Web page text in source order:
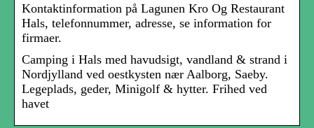
Kontaktinformation på Lagunen Kro Og Restaurant
Hals, telefonnummer, adresse, se information for
firmaer.
Camping i Hals med havudsigt, vandland & strand i
Nordjylland ved oestkysten nær Aalborg, Saeby.
Legeplads, geder, Minigolf & hytter. Frihed ved
havet